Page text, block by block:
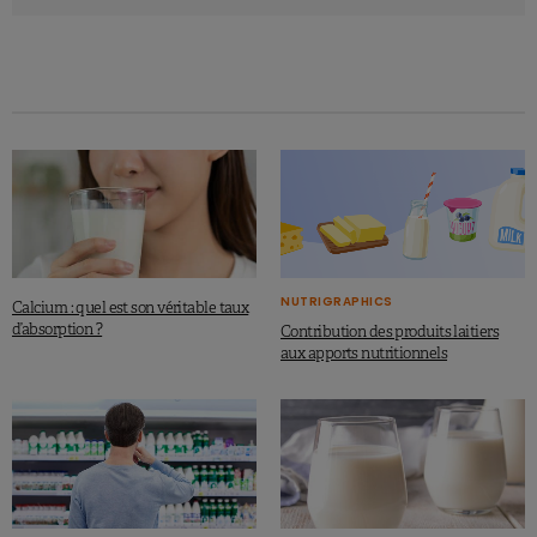
Source
Slurink I. et al., J Nutr. Published March 30 2023.
https://doi.org/10.1016/j.tjnut.2023.03.032
Calcium : quel est son véritable taux
d’absorption ?
NUTRIGRAPHICS
Contribution des produits laitiers
aux apports nutritionnels